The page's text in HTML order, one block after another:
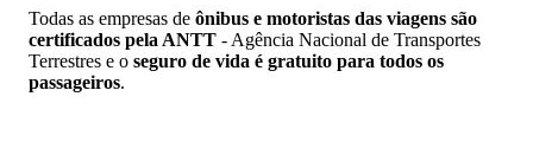
Todas as empresas de ônibus e motoristas das viagens são
certificados pela ANTT - Agência Nacional de Transportes
Terrestres e o seguro de vida é gratuito para todos os
passageiros.